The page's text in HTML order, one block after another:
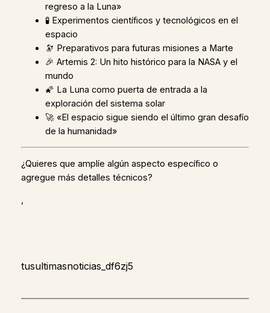
regreso a la Luna»
🧪 Experimentos científicos y tecnológicos en el
espacio
🔭 Preparativos para futuras misiones a Marte
🎉 Artemis 2: Un hito histórico para la NASA y el
mundo
🌠 La Luna como puerta de entrada a la
exploración del sistema solar
🚀 «El espacio sigue siendo el último gran desafío
de la humanidad»
¿Quieres que amplíe algún aspecto específico o
agregue más detalles técnicos?
,
tusultimasnoticias_df6zj5